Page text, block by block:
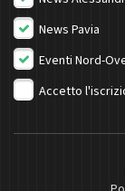
News Pavia
Eventi Nord-
Accetto